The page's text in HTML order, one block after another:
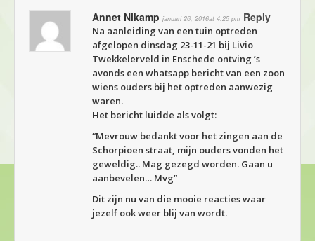
Annet Nikamp januari 26, 2016at 4:25 pm Reply
Na aanleiding van een tuin optreden
afgelopen dinsdag 23-11-21 bij Livio
Twekkelerveld in Enschede ontving ’s
avonds een whatsapp bericht van een zoon
wiens ouders bij het optreden aanwezig
waren.
Het bericht luidde als volgt:
“Mevrouw bedankt voor het zingen aan de
Schorpioen straat, mijn ouders vonden het
geweldig.. Mag gezegd worden. Gaan u
aanbevelen… Mvg”
Dit zijn nu van die mooie reacties waar
jezelf ook weer blij van wordt.